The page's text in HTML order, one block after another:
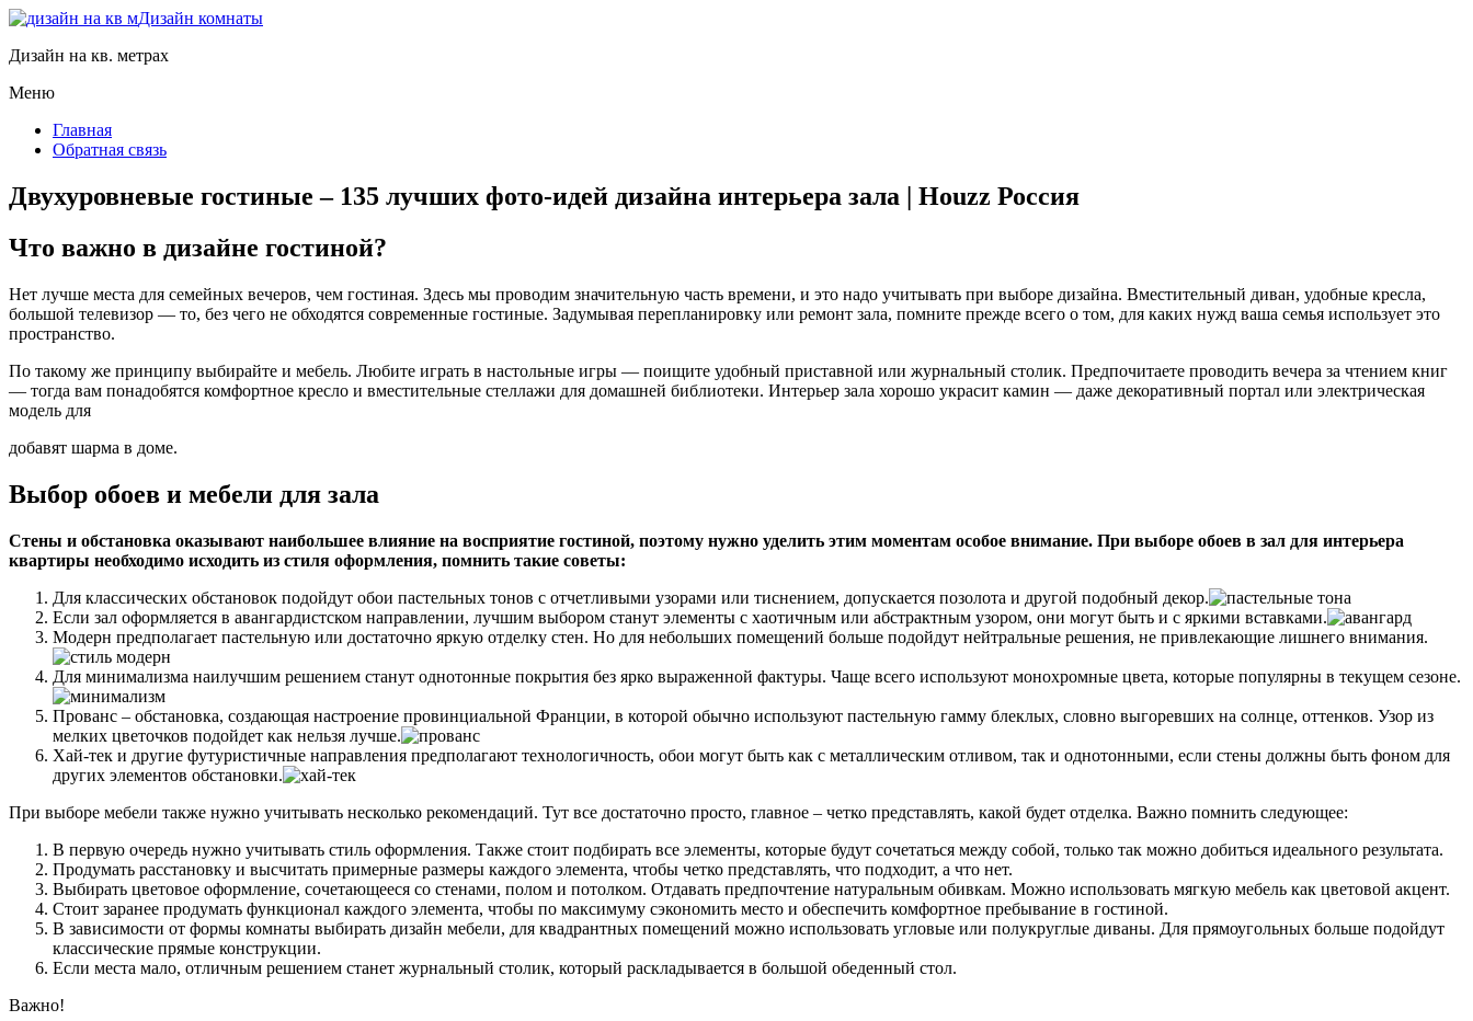
Дизайн комнаты
Дизайн на кв. метрах
Меню
Главная
Обратная связь
Двухуровневые гостиные – 135 лучших фото-идей дизайна интерьера зала | Houzz Россия
Что важно в дизайне гостиной?
Нет лучше места для семейных вечеров, чем гостиная. Здесь мы проводим значительную часть времени, и это надо учитывать при выборе дизайна. Вместительный диван, удобные кресла,
большой телевизор — то, без чего не обходятся современные гостиные. Задумывая перепланировку или ремонт зала, помните прежде всего о том, для каких нужд ваша семья использует это
пространство.
По такому же принципу выбирайте и мебель. Любите играть в настольные игры — поищите удобный приставной или журнальный столик. Предпочитаете проводить вечера за чтением книг
— тогда вам понадобятся комфортное кресло и вместительные стеллажи для домашней библиотеки. Интерьер зала хорошо украсит камин — даже декоративный портал или электрическая
модель для
добавят шарма в доме.
Выбор обоев и мебели для зала
Стены и обстановка оказывают наибольшее влияние на восприятие гостиной, поэтому нужно уделить этим моментам особое внимание. При выборе обоев в зал для интерьера
квартиры необходимо исходить из стиля оформления, помнить такие советы:
Для классических обстановок подойдут обои пастельных тонов с отчетливыми узорами или тиснением, допускается позолота и другой подобный декор.
Если зал оформляется в авангардистском направлении, лучшим выбором станут элементы с хаотичным или абстрактным узором, они могут быть и с яркими вставками.
Модерн предполагает пастельную или достаточно яркую отделку стен. Но для небольших помещений больше подойдут нейтральные решения, не привлекающие лишнего внимания.
Для минимализма наилучшим решением станут однотонные покрытия без ярко выраженной фактуры. Чаще всего используют монохромные цвета, которые популярны в текущем сезоне.
Прованс – обстановка, создающая настроение провинциальной Франции, в которой обычно используют пастельную гамму блеклых, словно выгоревших на солнце, оттенков. Узор из
мелких цветочков подойдет как нельзя лучше.
Хай-тек и другие футуристичные направления предполагают технологичность, обои могут быть как с металлическим отливом, так и однотонными, если стены должны быть фоном для
других элементов обстановки.
При выборе мебели также нужно учитывать несколько рекомендаций. Тут все достаточно просто, главное – четко представлять, какой будет отделка. Важно помнить следующее:
В первую очередь нужно учитывать стиль оформления. Также стоит подбирать все элементы, которые будут сочетаться между собой, только так можно добиться идеального результата.
Продумать расстановку и высчитать примерные размеры каждого элемента, чтобы четко представлять, что подходит, а что нет.
Выбирать цветовое оформление, сочетающееся со стенами, полом и потолком. Отдавать предпочтение натуральным обивкам. Можно использовать мягкую мебель как цветовой акцент.
Стоит заранее продумать функционал каждого элемента, чтобы по максимуму сэкономить место и обеспечить комфортное пребывание в гостиной.
В зависимости от формы комнаты выбирать дизайн мебели, для квадрантных помещений можно использовать угловые или полукруглые диваны. Для прямоугольных больше подойдут
классические прямые конструкции.
Если места мало, отличным решением станет журнальный столик, который раскладывается в большой обеденный стол.
Важно!